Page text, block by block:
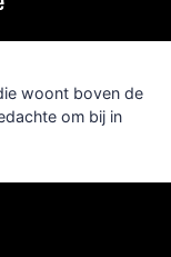
woont boven de
om bij in